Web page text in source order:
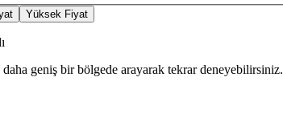
Yüksek Fiyat
geniş bir bölgede arayarak tekrar deneyebilirsiniz.